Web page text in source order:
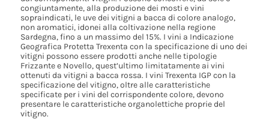
congiuntamente, alla produzione dei mosti e vini
sopraindicati, le uve dei vitigni a bacca di colore analogo,
non aromatici, idonei alla coltivazione nella regione
Sardegna, fino a un massimo del 15%. I vini a Indicazione
Geografica Protetta Trexenta con la specificazione di uno dei
vitigni possono essere prodotti anche nelle tipologie
Frizzante e Novello, quest’ultimo limitatamente ai vini
ottenuti da vitigni a bacca rossa. I vini Trexenta IGP con la
specificazione del vitigno, oltre alle caratteristiche
specificate per i vini del corrispondente colore, devono
presentare le caratteristiche organolettiche proprie del
vitigno.